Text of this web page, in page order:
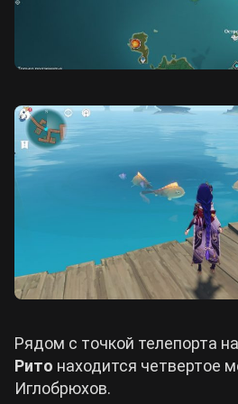
Рядом с точкой телепорта на
Рито находится четвертое
Иглобрюхов.